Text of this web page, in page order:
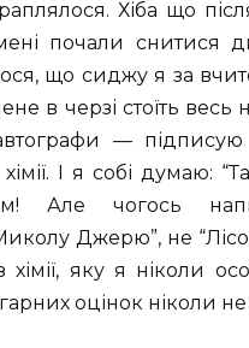
Хіба що
почали снитися
що сиджу я за
в черзі стоїть весь
— підписую
І я собі думаю:
Але чогось
Джерю”, не
хімії, яку я ніколи
оцінок ніколи